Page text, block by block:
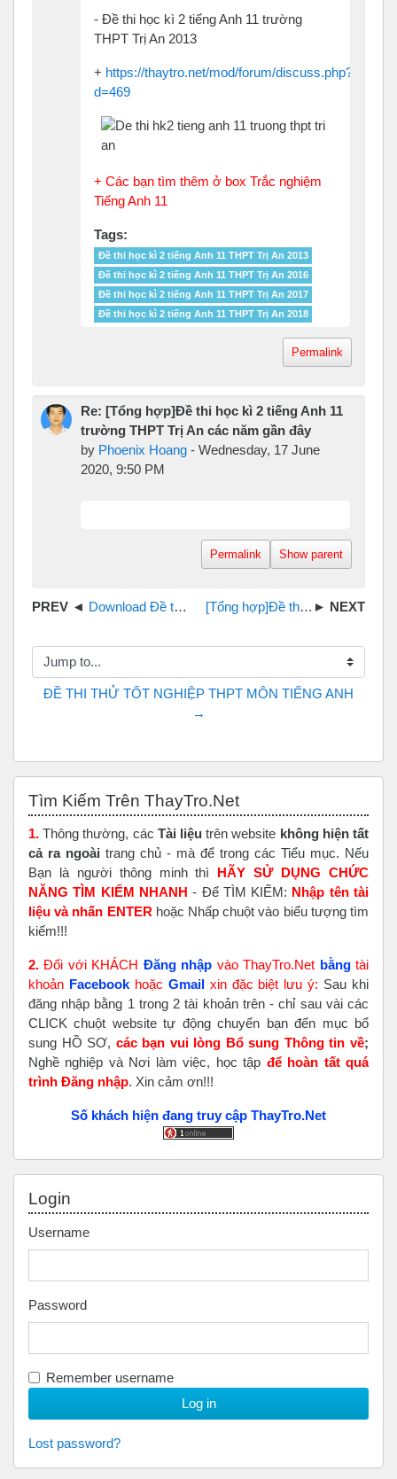
- Đề thi học kì 2 tiếng Anh 11 trường
THPT Trị An 2013
+ https://thaytro.net/mod/forum/discuss.php?
d=469
+ Các bạn tìm thêm ở box Trắc nghiệm
Tiếng Anh 11
Tags:
Đề thi học kì 2 tiếng Anh 11 THPT Trị An 2013
Đề thi học kì 2 tiếng Anh 11 THPT Trị An 2016
Đề thi học kì 2 tiếng Anh 11 THPT Trị An 2017
Đề thi học kì 2 tiếng Anh 11 THPT Trị An 2018
Permalink
Re: [Tổng hợp]Đề thi học kì 2 tiếng Anh 11
trường THPT Trị An các năm gần đây
by Phoenix Hoang - Wednesday, 17 June
2020, 9:50 PM
Permalink Show parent
Download Đề thi tiếng Anh THPT quốc gia 2019 pdf [Tổng hợp]Đề thi học kì 2 tiếng Anh 10 trường THPT Trị An
Jump to...
ĐỀ THI THỬ TỐT NGHIỆP THPT MÔN TIẾNG ANH
→
Tìm Kiếm Trên ThayTro.Net
1. Thông thường, các Tài liệu trên website không hiện tất
cả ra ngoài trang chủ - mà để trong các Tiểu mục. Nếu
Bạn là người thông minh thì HÃY SỬ DỤNG CHỨC
NĂNG TÌM KIẾM NHANH - Để TÌM KIẾM: Nhập tên tài
liệu và nhấn ENTER hoặc Nhấp chuột vào biểu tượng tìm
kiếm!!!
2. Đối với KHÁCH Đăng nhập vào ThayTro.Net bằngtài
khoản Facebook hoặc Gmailxin đặc biệt lưu ý: Sau khi
đăng nhập bằng 1 trong 2 tài khoản trên - chỉ sau vài các
CLICK chuột website tự động chuyển bạn đến mục bổ
sung HỒ SƠ, các bạn vui lòng Bổ sung Thông tin về;
Nghề nghiệp và Nơi làm việc, học tập để hoàn tấtquá
trình Đăng nhập. Xin cảm ơn!!!
Số khách hiện đang truy cập ThayTro.Net
Login
Username
Password
Remember username
Lost password?